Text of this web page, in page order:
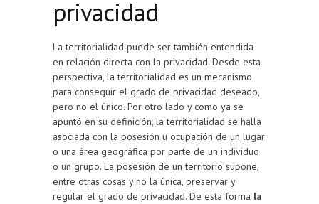
privacidad
La territorialidad puede ser también entendida
en relación directa con la privacidad. Desde esta
perspectiva, la territorialidad es un mecanismo
para conseguir el grado de privacidad deseado,
pero no el único. Por otro lado y como ya se
apuntó en su definición, la territorialidad se halla
asociada con la posesión u ocupación de un lugar
o una área geográfica por parte de un individuo
o un grupo. La posesión de un territorio supone,
entre otras cosas y no la única, preservar y
regular el grado de privacidad. De esta forma la